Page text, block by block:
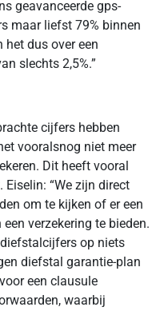
geavanceerde gps-
maar liefst 79% binnen
het dus over een
slechts 2,5%.”
cijfers hebben
vooralsnog niet meer
Dit heeft vooral
“We zijn direct
om te kijken of er een
verzekering te bieden.
op niets
diefstal garantie-plan
een clausule
waarbij